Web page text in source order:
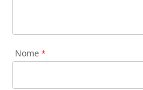
Nome *